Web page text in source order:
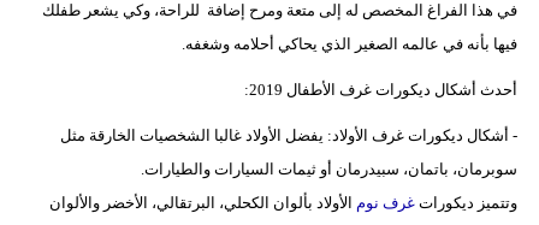
في هذا الفراغ المخصص له إلى متعة ومرح إضافة للراحة، وكي يشعر طفلك
فيها بأنه في عالمه الصغير الذي يحاكي أحلامه وشغفه.
أحدث أشكال ديكورات غرف الأطفال 2019:
- أشكال ديكورات غرف الأولاد: يفضل الأولاد غالبا الشخصيات الخارقة مثل
سوبرمان، باتمان، سبيدرمان أو ثيمات السيارات والطيارات.
وتتميز ديكوراتغرف نوم الأولاد بألوان الكحلي، البرتقالي، الأخضر والألوان